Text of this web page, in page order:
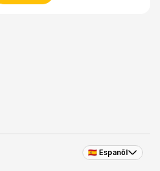
🇪🇸 Espanõl